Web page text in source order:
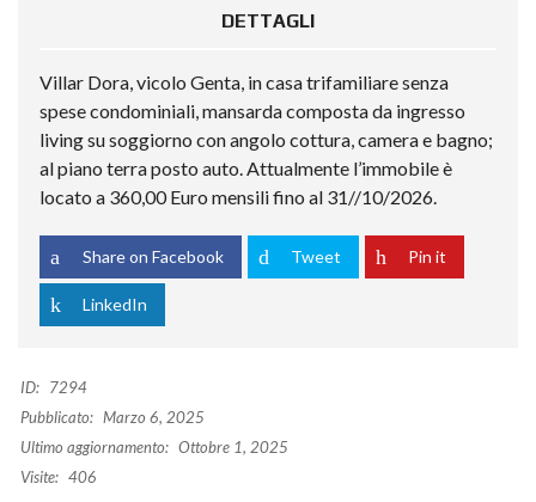
DETTAGLI
Villar Dora, vicolo Genta, in casa trifamiliare senza
spese condominiali, mansarda composta da ingresso
living su soggiorno con angolo cottura, camera e bagno;
al piano terra posto auto. Attualmente l’immobile è
locato a 360,00 Euro mensili fino al 31//10/2026.
Share on Facebook Tweet Pin it
LinkedIn
ID: 7294
Pubblicato: Marzo 6, 2025
Ultimo aggiornamento: Ottobre 1, 2025
Visite: 406